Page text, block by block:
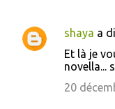
shaya a
Et là je
novella...
20